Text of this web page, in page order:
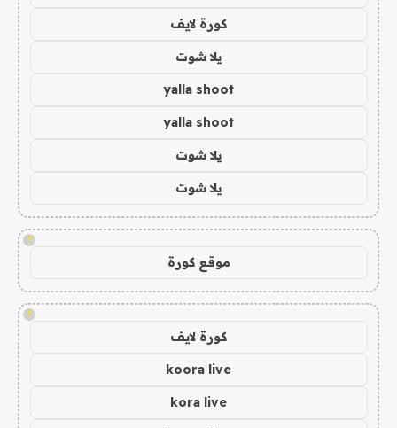
كورة لايف
يلا شوت
yalla shoot
yalla shoot
يلا شوت
يلا شوت
!
موقع كورة
!
كورة لايف
koora live
kora live